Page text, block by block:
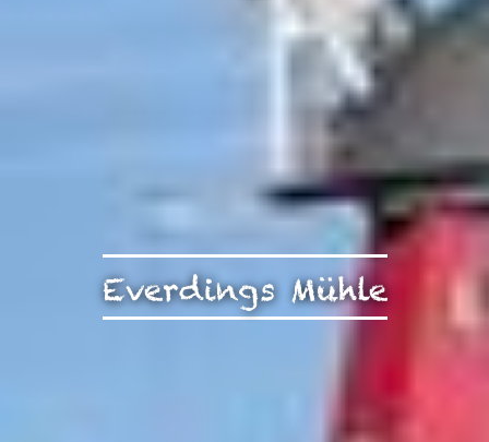
Everdings Mühle